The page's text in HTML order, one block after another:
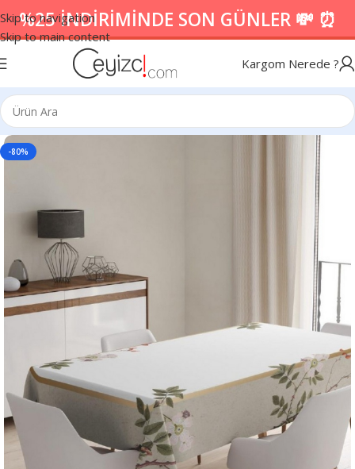
Skip to navigation
Skip to main content
%25 İNDİRİMİNDE SON GÜNLER 💸 ⏰
Kargom Nerede ?
-80%